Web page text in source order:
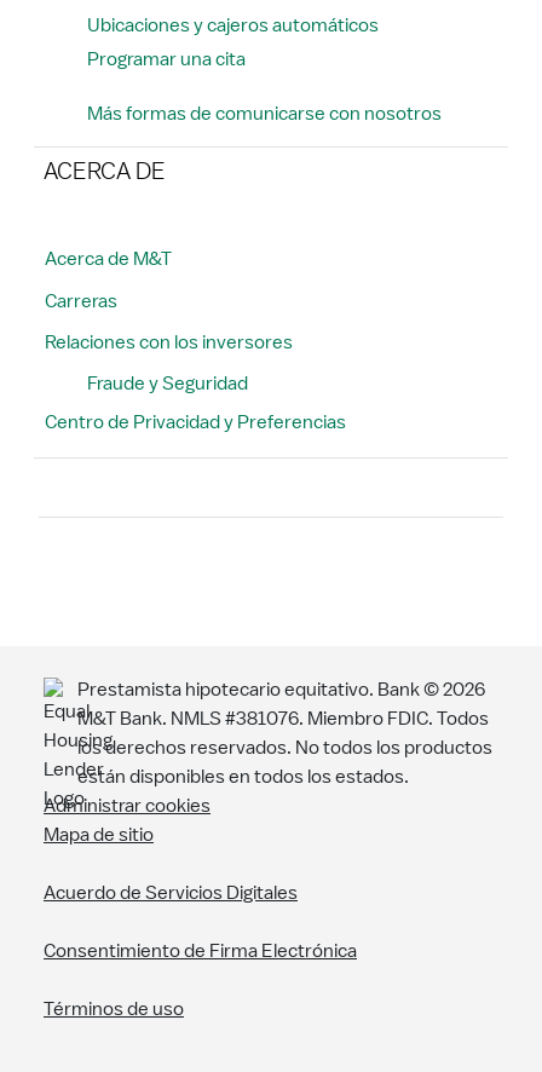
Ubicaciones y cajeros automáticos
Programar una cita
Más formas de comunicarse con nosotros
ACERCA DE
Acerca de M&T
Carreras
Relaciones con los inversores
Fraude y Seguridad
Centro de Privacidad y Preferencias
Prestamista hipotecario equitativo. Bank ©2026
M&T Bank. NMLS #381076. Miembro FDIC. Todos
los derechos reservados. No todos los productos
están disponibles en todos los estados.
Administrar cookies
Mapa de sitio
Acuerdo de Servicios Digitales
Consentimiento de Firma Electrónica
Términos de uso